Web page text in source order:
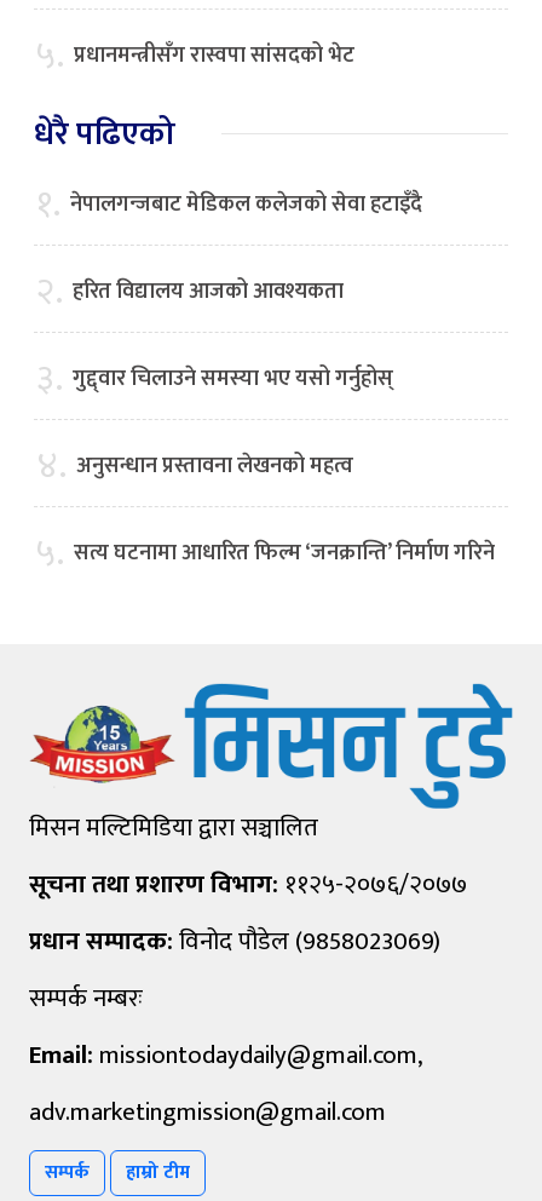
५. प्रधानमन्त्रीसँग रास्वपा सांसदको भेट
धेरै पढिएको
१. नेपालगन्जबाट मेडिकल कलेजको सेवा हटाइँदै
२. हरित विद्यालय आजको आवश्यकता
३. गुद्द्वार चिलाउने समस्या भए यसो गर्नुहोस्
४. अनुसन्धान प्रस्तावना लेखनको महत्व
५. सत्य घटनामा आधारित फिल्म ‘जनक्रान्ति’ निर्माण गरिने
मिसन मल्टिमिडिया द्वारा सञ्चालित
सूचना तथा प्रशारण विभाग: ११२५-२०७६/२०७७
प्रधान सम्पादक:विनोद पौडेल (9858023069)
सम्पर्क नम्बरः
Email: missiontodaydaily@gmail.com,
adv.marketingmission@gmail.com
सम्पर्क हाम्रो टीम